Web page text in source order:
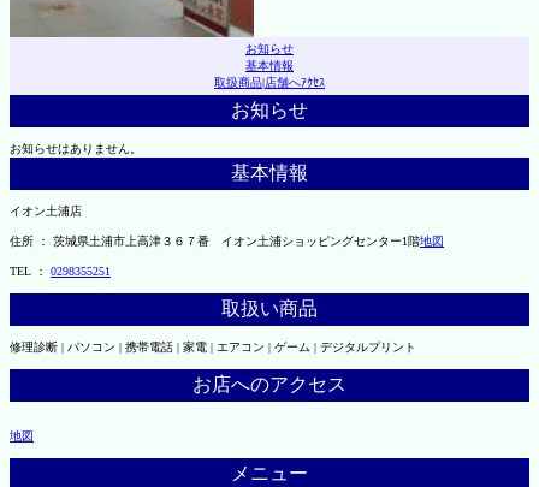
お知らせ
基本情報
取扱商品|店舗へｱｸｾｽ
お知らせ
お知らせはありません。
基本情報
イオン土浦店
住所 ： 茨城県土浦市上高津３６７番 イオン土浦ショッピングセンター1階地図
TEL ： 0298355251
取扱い商品
修理診断 | パソコン | 携帯電話 | 家電 | エアコン | ゲーム | デジタルプリント
お店へのアクセス
地図
メニュー